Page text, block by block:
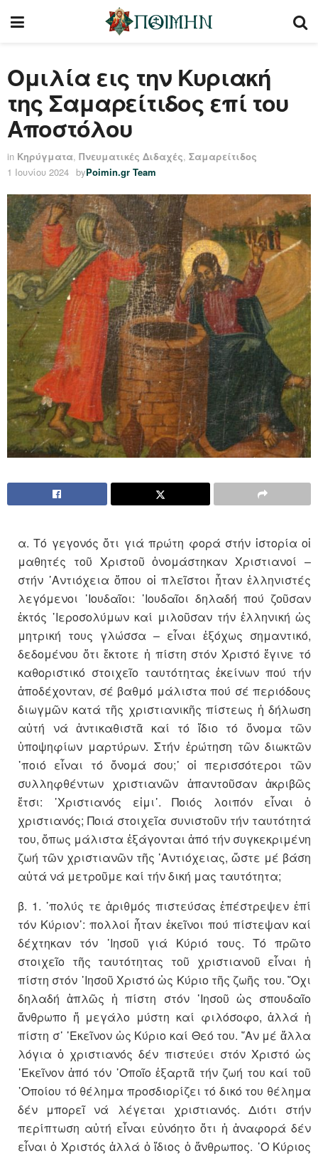
Ομιλία εις την Κυριακή
της Σαμαρείτιδος επί του
Αποστόλου
in Κηρύγματα, Πνευματικές Διδαχές, Σαμαρείτιδος
1 Ιουνίου 2024 byPoimin.gr Team
α. Τό γεγονός ὅτι γιά πρώτη φορά στήν ἱστορία οἱ
μαθητές τοῦ Χριστοῦ ὀνομάστηκαν Χριστιανοί –
στήν ᾽Αντιόχεια ὅπου οἱ πλεῖστοι ἦταν ἑλληνιστές
λεγόμενοι ᾽Ιουδαῖοι: ᾽Ιουδαῖοι δηλαδή πού ζοῦσαν
ἐκτός ῾Ιεροσολύμων καί μιλοῦσαν τήν ἑλληνική ὡς
μητρική τους γλώσσα – εἶναι ἐξόχως σημαντικό,
δεδομένου ὅτι ἔκτοτε ἡ πίστη στόν Χριστό ἔγινε τό
καθοριστικό στοιχεῖο ταυτότητας ἐκείνων πού τήν
ἀποδέχονταν, σέ βαθμό μάλιστα πού σέ περιόδους
διωγμῶν κατά τῆς χριστιανικῆς πίστεως ἡ δήλωση
αὐτή νά ἀντικαθιστᾶ καί τό ἴδιο τό ὄνομα τῶν
ὑποψηφίων μαρτύρων. Στήν ἐρώτηση τῶν διωκτῶν
῾ποιό εἶναι τό ὄνομά σου;᾽ οἱ περισσότεροι τῶν
συλληφθέντων χριστιανῶν ἀπαντοῦσαν ἀκριβῶς
ἔτσι: ῾Χριστιανός εἰμι᾽. Ποιός λοιπόν εἶναι ὁ
χριστιανός; Ποιά στοιχεῖα συνιστοῦν τήν ταυτότητά
του, ὅπως μάλιστα ἐξάγονται ἀπό τήν συγκεκριμένη
ζωή τῶν χριστιανῶν τῆς ᾽Αντιόχειας, ὥστε μέ βάση
αὐτά νά μετροῦμε καί τήν δική μας ταυτότητα;
β. 1. ῾πολύς τε ἀριθμός πιστεύσας ἐπέστρεψεν ἐπί
τόν Κύριον᾽: πολλοί ἦταν ἐκεῖνοι πού πίστεψαν καί
δέχτηκαν τόν ᾽Ιησοῦ γιά Κύριό τους. Τό πρῶτο
στοιχεῖο τῆς ταυτότητας τοῦ χριστιανοῦ εἶναι ἡ
πίστη στόν ᾽Ιησοῦ Χριστό ὡς Κύριο τῆς ζωῆς του. ῎Οχι
δηλαδή ἁπλῶς ἡ πίστη στόν ᾽Ιησοῦ ὡς σπουδαῖο
ἄνθρωπο ἤ μεγάλο μύστη καί φιλόσοφο, ἀλλά ἡ
πίστη σ᾽ ᾽Εκεῖνον ὡς Κύριο καί Θεό του. ῎Αν μέ ἄλλα
λόγια ὁ χριστιανός δέν πιστεύει στόν Χριστό ὡς
᾽Εκεῖνον ἀπό τόν ῾Οποῖο ἐξαρτᾶ τήν ζωή του καί τοῦ
῾Οποίου τό θέλημα προσδιορίζει τό δικό του θέλημα
δέν μπορεῖ νά λέγεται χριστιανός. Διότι στήν
περίπτωση αὐτή εἶναι εὐνόητο ὅτι ἡ ἀναφορά δέν
εἶναι ὁ Χριστός ἀλλά ὁ ἴδιος ὁ ἄνθρωπος. ῾Ο Κύριος